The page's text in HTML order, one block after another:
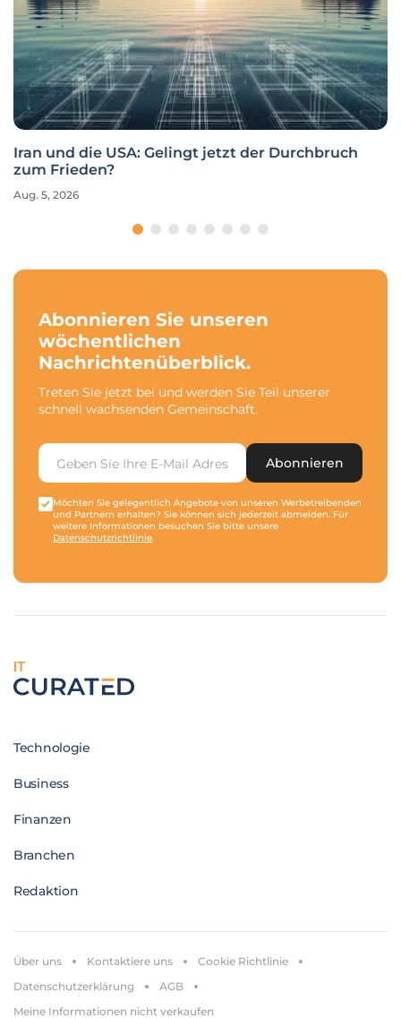
Iran und die USA: Gelingt jetzt der Durchbruch
zum Frieden?
Aug. 5, 2026
Abonnieren Sie unseren
wöchentlichen
Nachrichtenüberblick.
Treten Sie jetzt bei und werden Sie Teil unserer
schnell wachsenden Gemeinschaft.
Abonnieren
Möchten Sie gelegentlich Angebote von unseren Werbetreibenden
und Partnern erhalten? Sie können sich jederzeit abmelden. Für
weitere Informationen besuchen Sie bitte unsere
Datenschutzrichtlinie.
IT
Technologie
Business
Finanzen
Branchen
Redaktion
Über uns Kontaktiere uns
Cookie Richtlinie
Datenschutzerklärung
AGB
Meine Informationen nicht verkaufen